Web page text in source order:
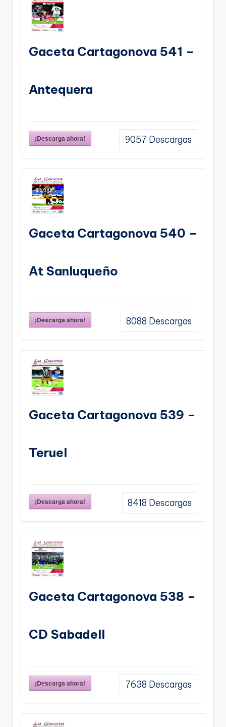
Gaceta Cartagonova 541 –
Antequera
¡Descarga ahora! 9057 Descargas
Gaceta Cartagonova 540 –
At Sanluqueño
¡Descarga ahora! 8088 Descargas
Gaceta Cartagonova 539 –
Teruel
¡Descarga ahora! 8418 Descargas
Gaceta Cartagonova 538 –
CD Sabadell
¡Descarga ahora! 7638 Descargas